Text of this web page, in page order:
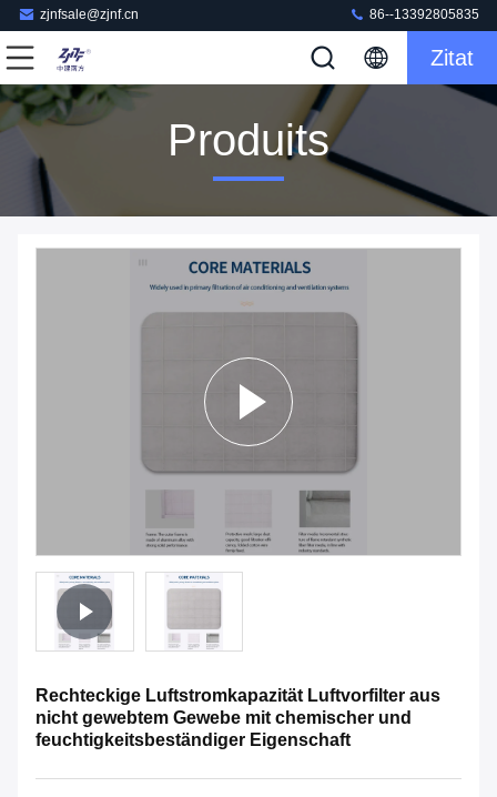
zjnfsale@zjnf.cn 86--13392805835
Zitat
Produits
Rechteckige Luftstromkapazität Luftvorfilter aus
nicht gewebtem Gewebe mit chemischer und
feuchtigkeitsbeständiger Eigenschaft